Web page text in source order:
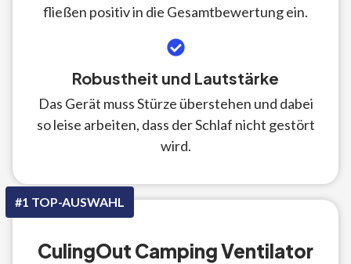
fließen positiv in die Gesamtbewertung ein.
Robustheit und Lautstärke
Das Gerät muss Stürze überstehen und dabei
so leise arbeiten, dass der Schlaf nicht gestört
wird.
#1 TOP-AUSWAHL
CulingOut Camping Ventilator